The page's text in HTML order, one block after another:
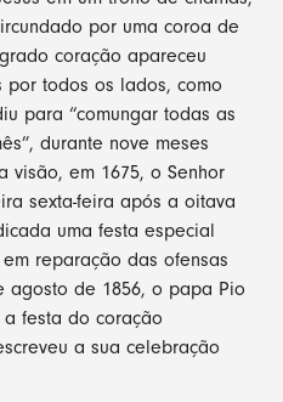
por uma coroa de
coração apareceu
todos os lados, como
para “comungar todas as
durante nove meses
visão, em 1675, o Senhor
sexta-feira após a oitava
uma festa especial
reparação das ofensas
agosto de 1856, o papa Pio
festa do coração
a sua celebração